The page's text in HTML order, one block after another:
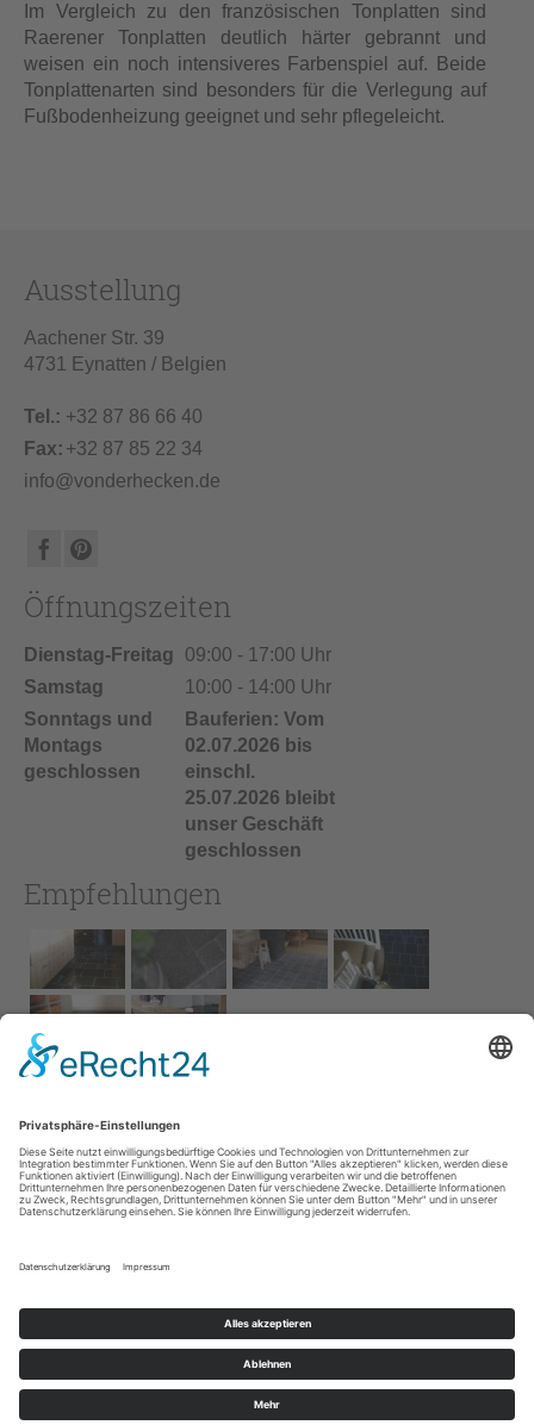
Im Vergleich zu den französischen Tonplatten sind
Raerener Tonplatten deutlich härter gebrannt und
weisen ein noch intensiveres Farbenspiel auf. Beide
Tonplattenarten sind besonders für die Verlegung auf
Fußbodenheizung geeignet und sehr pflegeleicht.
Ausstellung
Aachener Str. 39
4731 Eynatten / Belgien
Tel.: +32 87 86 66 40
Fax: +32 87 85 22 34
info@vonderhecken.de
Öffnungszeiten
Dienstag-Freitag
09:00 - 17:00 Uhr
Samstag
10:00 - 14:00 Uhr
Sonntags und
Montags
geschlossen
Bauferien: Vom
02.07.2026 bis
einschl.
25.07.2026 bleibt
unser Geschäft
geschlossen
Empfehlungen
Impressum
AGB
Service
Cookie-Einstellungen Home Kontakt
© 2026 Naturstein Vonderhecken